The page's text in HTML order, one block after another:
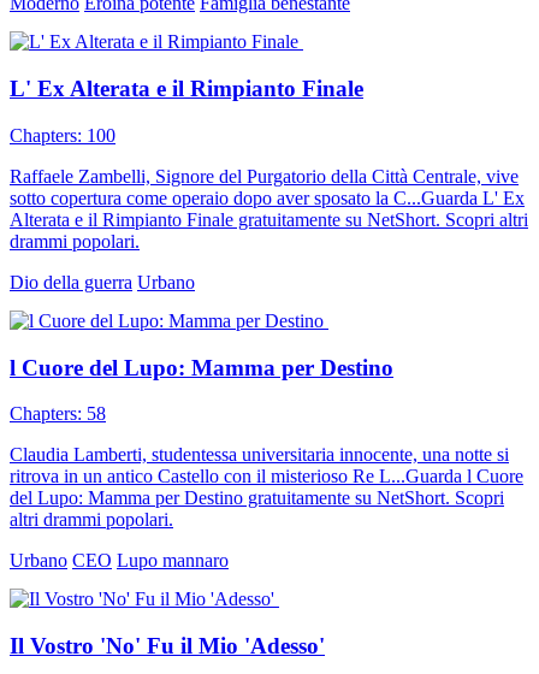
L' Ex Alterata e il Rimpianto Finale
Chapters: 100
Raffaele Zambelli, Signore del Purgatorio della Città Centrale, vive
sotto copertura come operaio dopo aver sposato la C...Guarda L' Ex
Alterata e il Rimpianto Finale gratuitamente su NetShort. Scopri altri
drammi popolari.
Dio della guerra Urbano
l Cuore del Lupo: Mamma per Destino
Chapters: 58
Claudia Lamberti, studentessa universitaria innocente, una notte si
ritrova in un antico Castello con il misterioso Re L...Guarda l Cuore
del Lupo: Mamma per Destino gratuitamente su NetShort. Scopri
altri drammi popolari.
Urbano CEO Lupo mannaro
Il Vostro 'No' Fu il Mio 'Adesso'